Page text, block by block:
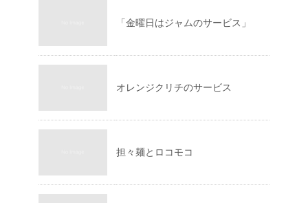
「金曜日はジャムのサービス」
オレンジクリチのサービス
担々麺とロコモコ